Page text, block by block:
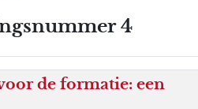
4
de formatie: een